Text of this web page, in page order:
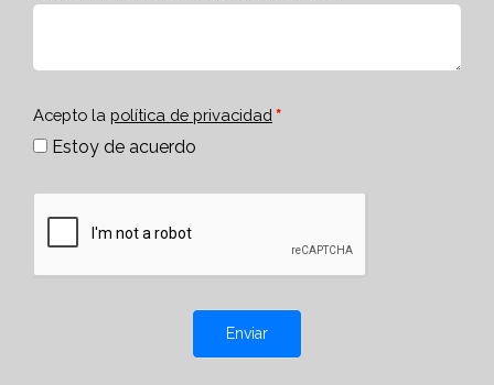
Acepto la política de privacidad
Estoy de acuerdo
Enviar